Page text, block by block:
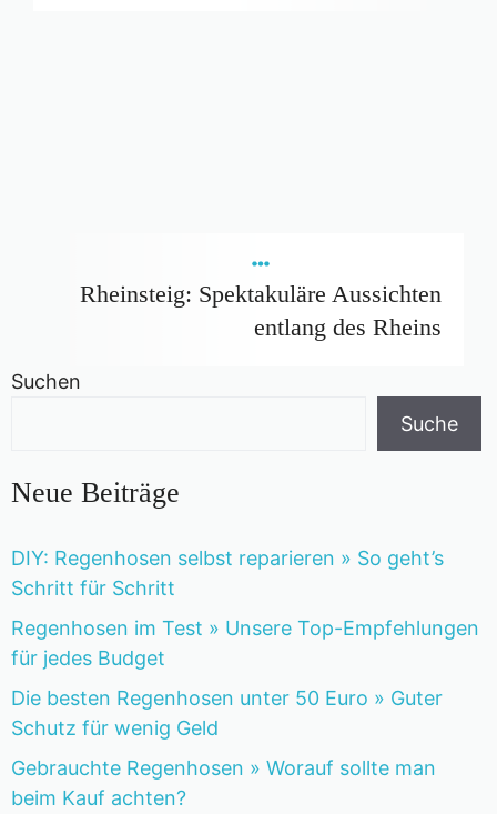
Rheinsteig: Spektakuläre Aussichten
entlang des Rheins
Suchen
Suche
Neue Beiträge
DIY: Regenhosen selbst reparieren » So geht’s
Schritt für Schritt
Regenhosen im Test » Unsere Top-Empfehlungen
für jedes Budget
Die besten Regenhosen unter 50 Euro » Guter
Schutz für wenig Geld
Gebrauchte Regenhosen » Worauf sollte man
beim Kauf achten?